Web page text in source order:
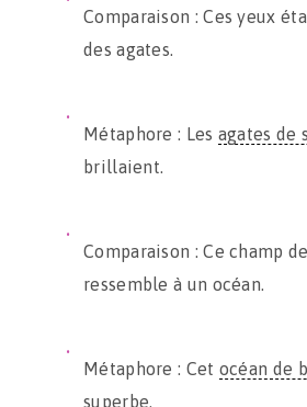
Comparaison : Ces yeux
des agates.
Métaphore : Les agates de
brillaient.
Comparaison : Ce champ
ressemble à un océan.
Métaphore : Cet océan de
superbe.